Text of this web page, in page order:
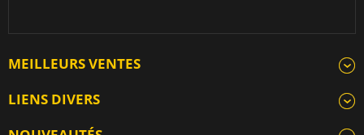
MEILLEURS VENTES
LIENS DIVERS